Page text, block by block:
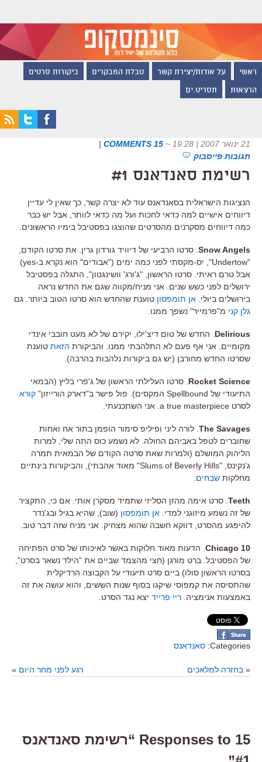
ראשי על אודות/יצירת קשר טבלת המבקרים ביקורות סרטים
הרצאות תסריט.ים
21 ינואר 2007 | 19:28 ~
15 COMMENTS
|
תגובות פייסבוק
רשימת סאנדאנס #1
הנציגות הישראלית בסאנדאנס עוד לא יצרה קשר, כך שאין לי עדיין
דיווחים אישיים למה כדאי לחכות ועל מה כדאי לוותר, אבל יש כבר
כמה דיווחים מסקרנים מהסרטים שהוצגו בפסטיבל בימיו הראשונים.
Snow Angels . סרטו הרביעי של דיוויד גורדון גרין. את סרטו הקודם,
"Undertow", יס-מקסתי לפני כמה ימים ("אבודים" הוא נקרא ב-yes)
אבל טרם ראיתי. סרטו הראשון, "ג'ורג' וושינגטון", התגלה בפסטיבל
ירושלים לפני כשש שנים. אני מניח/מקווה שגם את החדש נראה
בירושלים ביולי. אן תומפסון טוענת שהחדש הוא סרטו הטוב ביותר. גם
גלן קני מ"פרמייר" נשפך ממנו.
Delirious . החדש של טום דיצ'ילו, יקירם של לא מעט חובבי אינדי
מקומיים. אני אף פעם לא התלהבתי ממנו. והביקורת הזאת טוענת
שסרטו החדש מחורבן (יש גם ביקורות נלהבות בהרבה).
Rocket Science . סרטו העלילתי הראשון של ג'פרי בליץ (הבמאי
התיעודי של Spellbound המקסים). פול פישר ב"דארק הורייזון"
קורא
לסרט a true masterpiece. אני השתכנעתי.
The Savages . לורה ליני ופיליפ סימור הופמן בתור אח ואחות
שחוברים לטפל באביהם החולה. לא נשמע כוס התה שלי, למרות
הליהוק המושלם (ולמרות שאת סרטה הקודם של הבמאית תמרה
ג'נקינס, "Slums of Beverly Hills" מאוד אהבתי), והביקורות בינתיים
מחלקות שבחים
Teeth . סרט אימה מהזן הסליזי שתמיד מסקרן אותי. אם כי, התקציר
של זה נשמע מיזוגני למדי. אן תומפסון (שוב), שהיא בגיל ובג'נדר
להיפגע מהסרט, דווקא חשבה שהוא מצחיק. אני מניח שזה דבר טוב.
Chicago 10 . הדעות מאוד חלוקות באשר לאיכותו של סרט הפתיחה
של הפסטיבל. ברט מורגן (חצי מהצמד שביים את "הילד נשאר בסרט",
בסרטו הראשון סולו) ביים סרט תיעודי על הקבוצה הרדיקלית
שהתסיסה את קמפוסי שיקגו בסוף שנות הששים, והוא עושה את זה
באמצעות אנימציה. ריי פרייד יצא נגד הסרט.
Categories: סאנדאנס
« בחזרה למלאכים רגע לפני מחר היום »
15 Responses to “רשימת סאנדאנס